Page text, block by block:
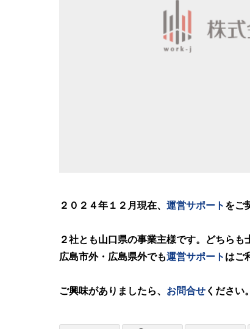
２０２４年１２月現在、 運営サポート をご
２社とも山口県の事業主様です。どちらも
広島市外・広島県外でも運営サポート はご
ご興味がありましたら、 お問合せ ください。